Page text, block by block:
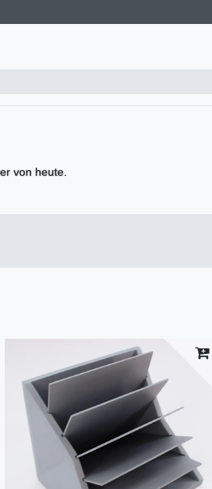
von heute.